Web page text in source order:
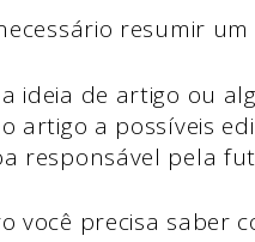
resumir
ideia de artigo ou
artigo a possíveis
responsável pela
você precisa saber